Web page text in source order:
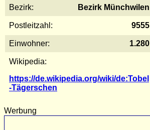
Bezirk: Bezirk Münchwilen
Postleitzahl: 9555
Einwohner: 1.280
Wikipedia:
https://de.wikipedia.org/wiki/de:Tobel
-Tägerschen
Werbung